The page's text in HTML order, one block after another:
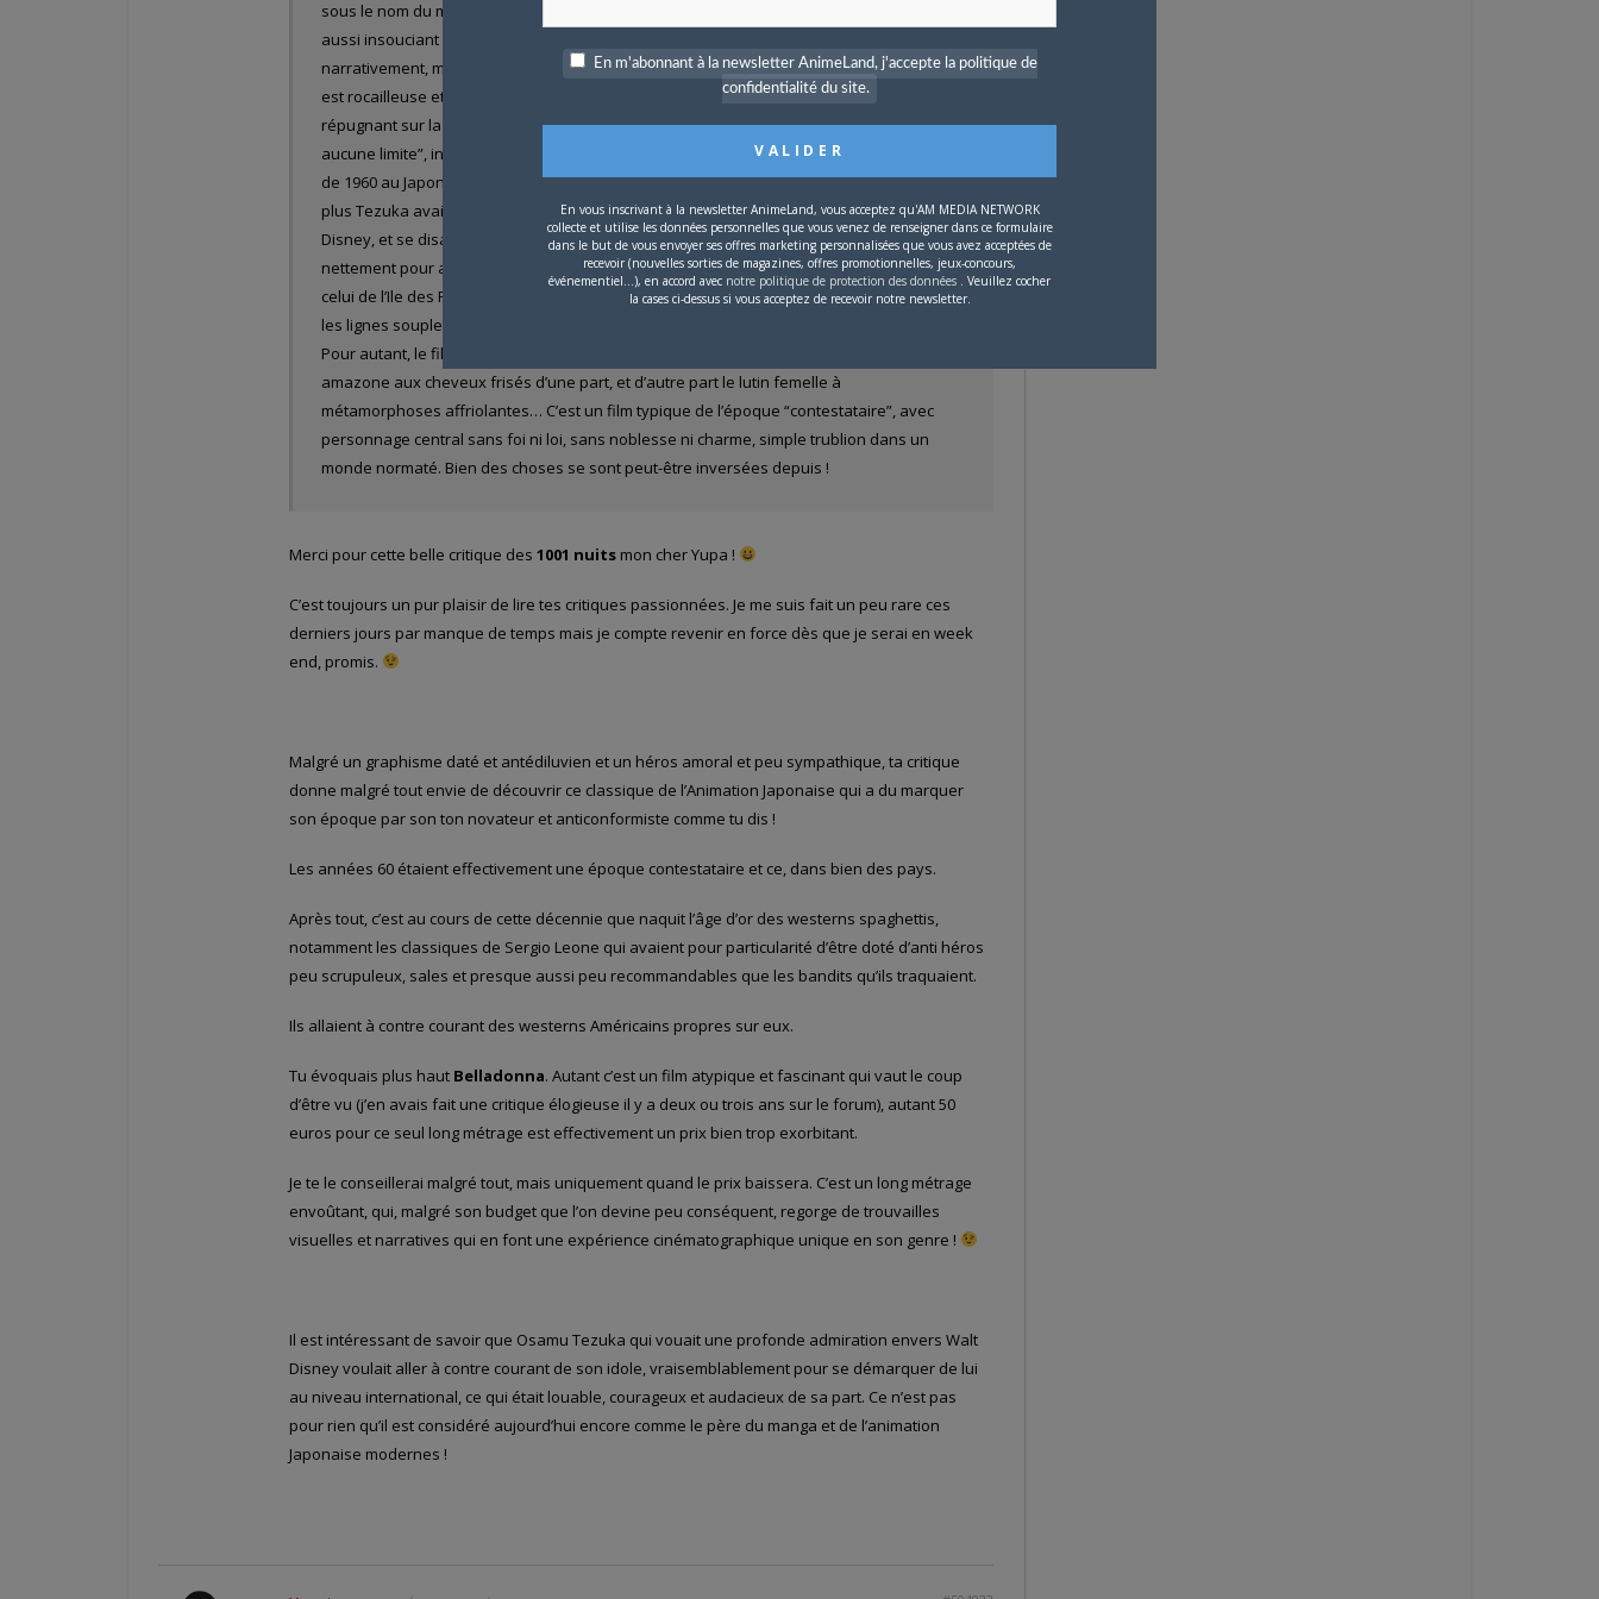
sous le nom du marchand Sinbad, puis calife de Bagdad, avant de retourner toujours
aussi insouciant et irresponsable dans le désert d’où il sortit. L’idée est assez bonne
narrativement, mais le personnage central n’attire guère la sympathie. La vois japonaise
est rocailleuse et se veut vulgaire, le mec ne vise que son intérêt et devient même plutôt
répugnant sur la fin. En effet, Yamamoto et Tezuka souhaitaient un héros “n’ayant
aucune limite”, inspiré par Jean-Paul Belmondo dans “A bout de Souffle”, énorme succès
de 1960 au Japon. Le visage d’Aldin est même une approche de celui de Belmondo. De
plus Tezuka avait la volonté clairement affirmée d’arriver au niveau international de Walt
Disney, et se disait que le seul créneau qu’il laissait disponible était le film animé
nettement pour adultes, anti-familial et érotique. De fait, le meilleur moment du film est
celui de l’Ile des Femmes, illustré par une séquence visuelle tout à fait remarquable, où
les lignes souples sur fond rose atteignent au surréalisme érotisé d’un Hans Bellmer !
Pour autant, le film a aussi des personnages “féministes”, ainsi la jeune archère et
amazone aux cheveux frisés d’une part, et d’autre part le lutin femelle à
métamorphoses affriolantes… C’est un film typique de l’époque “contestataire”, avec
personnage central sans foi ni loi, sans noblesse ni charme, simple trublion dans un
monde normaté. Bien des choses se sont peut-être inversées depuis !
Merci pour cette belle critique des 1001 nuits mon cher Yupa !
C’est toujours un pur plaisir de lire tes critiques passionnées. Je me suis fait un peu rare ces
derniers jours par manque de temps mais je compte revenir en force dès que je serai en week
end, promis.
Malgré un graphisme daté et antédiluvien et un héros amoral et peu sympathique, ta critique
donne malgré tout envie de découvrir ce classique de l’Animation Japonaise qui a du marquer
son époque par son ton novateur et anticonformiste comme tu dis !
Les années 60 étaient effectivement une époque contestataire et ce, dans bien des pays.
Après tout, c’est au cours de cette décennie que naquit l’âge d’or des westerns spaghettis,
notamment les classiques de Sergio Leone qui avaient pour particularité d’être doté d’anti héros
peu scrupuleux, sales et presque aussi peu recommandables que les bandits qu’ils traquaient.
Ils allaient à contre courant des westerns Américains propres sur eux.
Tu évoquais plus haut Belladonna. Autant c’est un film atypique et fascinant qui vaut le coup
d’être vu (j’en avais fait une critique élogieuse il y a deux ou trois ans sur le forum), autant 50
euros pour ce seul long métrage est effectivement un prix bien trop exorbitant.
Je te le conseillerai malgré tout, mais uniquement quand le prix baissera. C’est un long métrage
envoûtant, qui, malgré son budget que l’on devine peu conséquent, regorge de trouvailles
visuelles et narratives qui en font une expérience cinématographique unique en son genre !
Il est intéressant de savoir que Osamu Tezuka qui vouait une profonde admiration envers Walt
Disney voulait aller à contre courant de son idole, vraisemblablement pour se démarquer de lui
au niveau international, ce qui était louable, courageux et audacieux de sa part. Ce n’est pas
pour rien qu’il est considéré aujourd’hui encore comme le père du manga et de l’animation
Japonaise modernes !
En m'abonnant à la newsletter AnimeLand, j'accepte la politique de
confidentialité du site.
En vous inscrivant à la newsletter AnimeLand, vous acceptez qu'AM MEDIA NETWORK
collecte et utilise les données personnelles que vous venez de renseigner dans ce formulaire
dans le but de vous envoyer ses offres marketing personnalisées que vous avez acceptées de
recevoir (nouvelles sorties de magazines, offres promotionnelles, jeux-concours,
événementiel...), en accord avec notre politique de protection des données . Veuillez cocher
la cases ci-dessus si vous acceptez de recevoir notre newsletter.